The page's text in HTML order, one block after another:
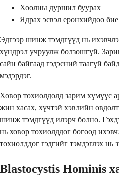
Хоолны дуршил буурах
Ядрах эсвэл ерөнхийдөө
Эдгээр шинж тэмдгүүд нь
хүндрэл учруулж болзошгүй.
сайн байгаад гэдэсний таагүй
мэдэрдэг.
Ховор тохиолдолд зарим хүмүүс
жин хасах, хүчтэй хэвлийн
шинж тэмдгүүд илэрч болно.
нь ховор тохиолддог бөгөөд
тохиолддог гэдгийг тэмдэглэх нь
Blastocystis Hominis